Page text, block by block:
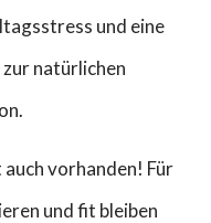
und eine
natürlichen
vorhanden! Für
und fit bleiben